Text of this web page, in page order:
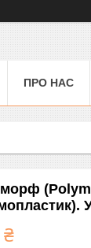
ПРО НАС